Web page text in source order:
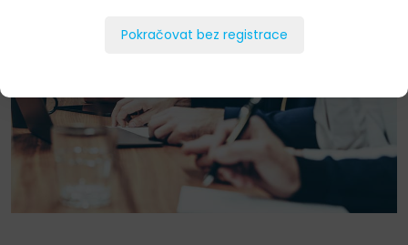
Pokračovat bez registrace